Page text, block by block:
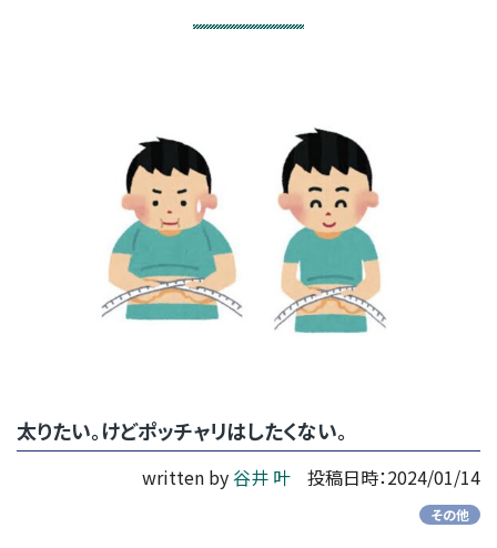
太りたい。けどポッチャリはしたくない。
written by 谷井 叶 投稿日時：2024/01/14
その他